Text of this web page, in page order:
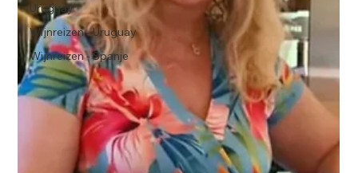
Uruguay
Wijnreizen - Uruguay
Wijnreizen - Spanje